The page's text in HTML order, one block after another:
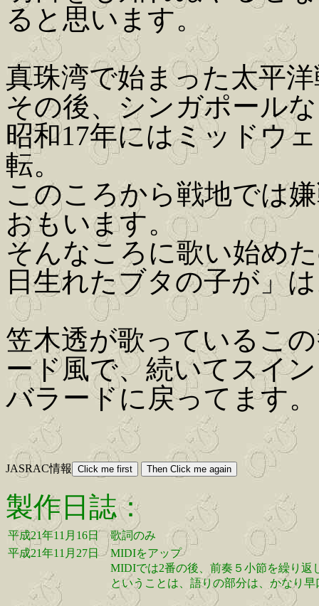
ると思います。
真珠湾で始まった太平
その後、シンガポール
昭和17年にはミッドウ
転。
このころから戦地では
おもいます。
そんなころに歌い始め
日生れたブタの子が」
笠木透が歌っているこ
ード風で、続いてスイ
バラードに戻ってます。
JASRAC情報
製作日誌：
平成21年11月16日
歌詞のみ
平成21年11月27日
MIDIをアップ
MIDIでは2番の後、前奏５小節を繰り返
ということは、語りの部分は、かなり